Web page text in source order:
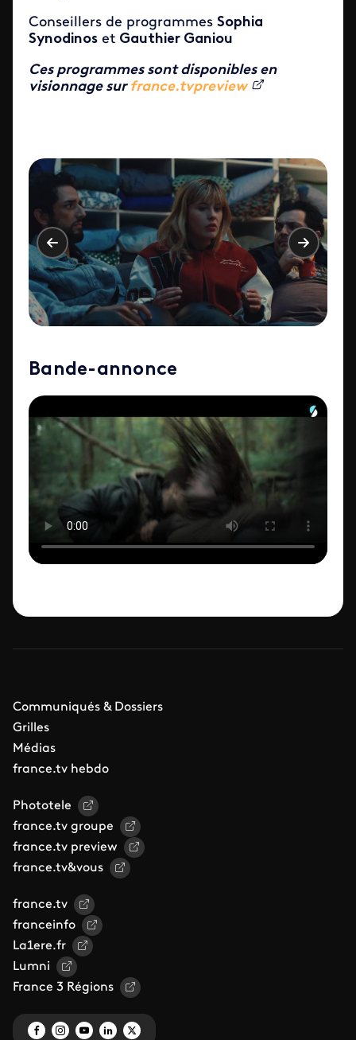
Conseillers de programmes Sophia
Synodinos et Gauthier Ganiou
Ces programmes sont disponibles en
visionnage sur france.tvpreview
Bande-annonce
ID de la video FTV Preview
Communiqués & Dossiers
Grilles
Médias
france.tv hebdo
Phototele
france.tv groupe
france.tv preview
france.tv&vous
france.tv
franceinfo
La1ere.fr
Lumni
France 3 Régions